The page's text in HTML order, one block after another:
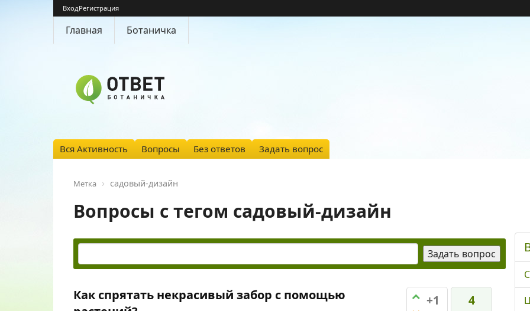
ВходРегистрация
Главная Ботаничка
Вся Активность Вопросы Без ответов Задать вопрос
Метка садовый-дизайн
Вопросы с тегом садовый-дизайн
+1 4
Как спрятать некрасивый забор с помощью